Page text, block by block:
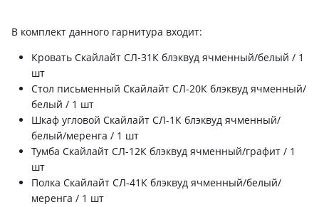
В комплект данного гарнитура входит:
Кровать Скайлайт СЛ-31К блэквуд ячменный/белый / 1
шт
Стол письменный Скайлайт СЛ-20К блэквуд ячменный/
белый / 1 шт
Шкаф угловой Скайлайт СЛ-1К блэквуд ячменный/
белый/меренга / 1 шт
Тумба Скайлайт СЛ-12К блэквуд ячменный/графит / 1
шт
Полка Скайлайт СЛ-41К блэквуд ячменный/белый/
меренга / 1 шт